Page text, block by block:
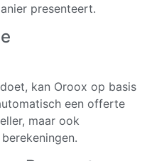
presenteert.
kan Oroox op basis
een offerte
maar ook